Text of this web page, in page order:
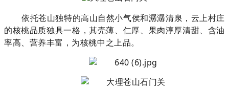
依托苍山独特的高山自然小气侯和潺潺清泉，云上村庄
的核桃品质独具一格，其壳薄、仁厚、果肉淳厚清甜、含油
率高、营养丰富，为核桃中之上品。